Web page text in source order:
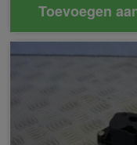
Toevoegen